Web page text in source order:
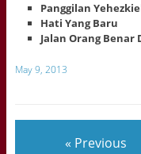
Panggilan
Hati Yang Baru
Jalan Orang Benar
May 9, 2013
« Previous